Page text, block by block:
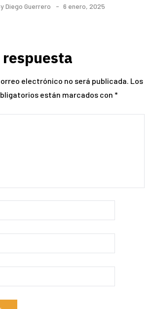
Diego Guerrero 6 enero, 2025
electrónico no será publicada. Los
están marcados con *